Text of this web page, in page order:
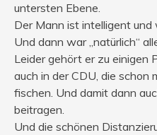
untersten Ebene.
Der Mann ist intelligent
Und dann war „natürlich“
Leider gehört er zu einigen
auch in der CDU, die schon
fischen. Und damit dann
beitragen.
Und die schönen